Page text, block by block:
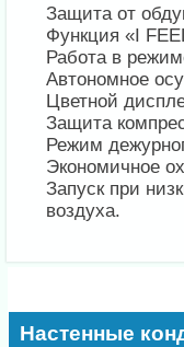
Защита от
Функция «I
Работа в
Автономное
Цветной
Защита
Режим
Экономичное
Запуск при
воздуха.
Настенные